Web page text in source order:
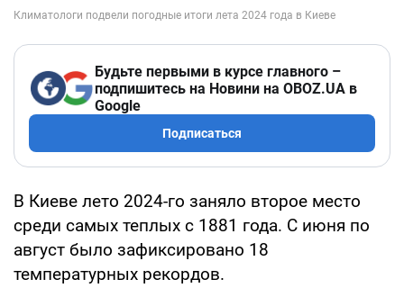
Будьте первыми в курсе главного –
подпишитесь на Новини на OBOZ.UA в
Google
Подписаться
В Киеве лето 2024-го заняло второе место
среди самых теплых с 1881 года. С июня по
август было зафиксировано 18
температурных рекордов.